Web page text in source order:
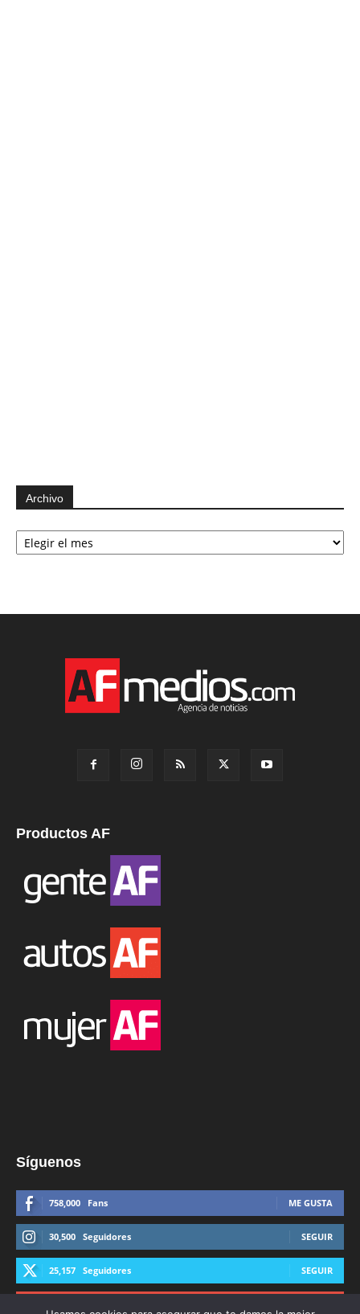
Archivo
Archivo
Productos AF
Síguenos
758,000 Fans ME GUSTA
30,500 Seguidores SEGUIR
25,157 Seguidores SEGUIR